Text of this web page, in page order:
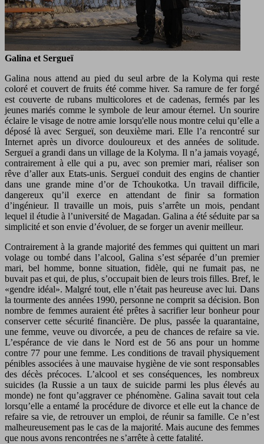
Galina et Sergueï
Galina nous attend au pied du seul arbre de la Kolyma qui reste
coloré et couvert de fruits été comme hiver. Sa ramure de fer forgé
est couverte de rubans multicolores et de cadenas, fermés par les
jeunes mariés comme le symbole de leur amour éternel. Un sourire
éclaire le visage de notre amie lorsqu'elle nous montre celui qu’elle a
déposé là avec Sergueï, son deuxième mari. Elle l’a rencontré sur
Internet après un divorce douloureux et des années de solitude.
Sergueï a grandi dans un village de la Kolyma. Il n’a jamais voyagé,
contrairement à elle qui a pu, avec son premier mari, réaliser son
rêve d’aller aux Etats-unis. Sergueï conduit des engins de chantier
dans une grande mine d’or de Tchoukotka. Un travail difficile,
dangereux qu’il exerce en attendant de finir sa formation
d’ingénieur. Il travaille un mois, puis s’arrête un mois, pendant
lequel il étudie à l’université de Magadan. Galina a été séduite par sa
simplicité et son envie d’évoluer, de se forger un avenir meilleur.
Contrairement à la grande majorité des femmes qui quittent un mari
volage ou tombé dans l’alcool, Galina s’est séparée d’un premier
mari, bel homme, bonne situation, fidèle, qui ne fumait pas, ne
buvait pas et qui, de plus, s’occupait bien de leurs trois filles. Bref, le
«gendre idéal». Malgré tout, elle n’était pas heureuse avec lui. Dans
la tourmente des années 1990, personne ne comprit sa décision. Bon
nombre de femmes auraient été prêtes à sacrifier leur bonheur pour
conserver cette sécurité financière. De plus, passée la quarantaine,
une femme, veuve ou divorcée, a peu de chances de refaire sa vie.
L’espérance de vie dans le Nord est de 56 ans pour un homme
contre 77 pour une femme. Les conditions de travail physiquement
pénibles associées à une mauvaise hygiène de vie sont responsables
des décès précoces. L’alcool et ses conséquences, les nombreux
suicides (la Russie a un taux de suicide parmi les plus élevés au
monde) ne font qu’aggraver ce phénomène. Galina savait tout cela
lorsqu’elle a entamé la procédure de divorce et elle eut la chance de
refaire sa vie, de retrouver un emploi, de réunir sa famille. Ce n’est
malheureusement pas le cas de la majorité. Mais aucune des femmes
que nous avons rencontrées ne s’arrête à cette fatalité.